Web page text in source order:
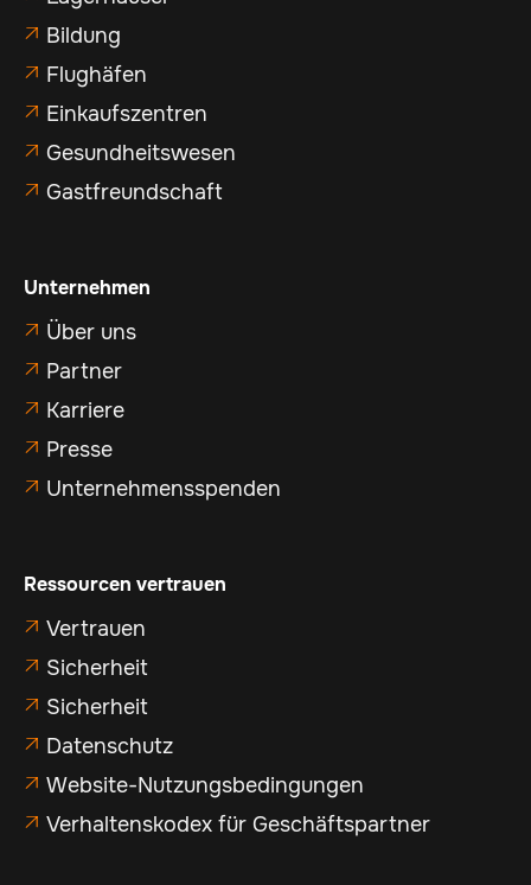
 Bildung
 Flughäfen
 Einkaufszentren
 Gesundheitswesen
 Gastfreundschaft
Unternehmen
 Über uns
 Partner
 Karriere
 Presse
 Unternehmensspenden
Ressourcen vertrauen
 Vertrauen
 Sicherheit
 Sicherheit
 Datenschutz
 Website-Nutzungsbedingungen
 Verhaltenskodex für Geschäftspartner